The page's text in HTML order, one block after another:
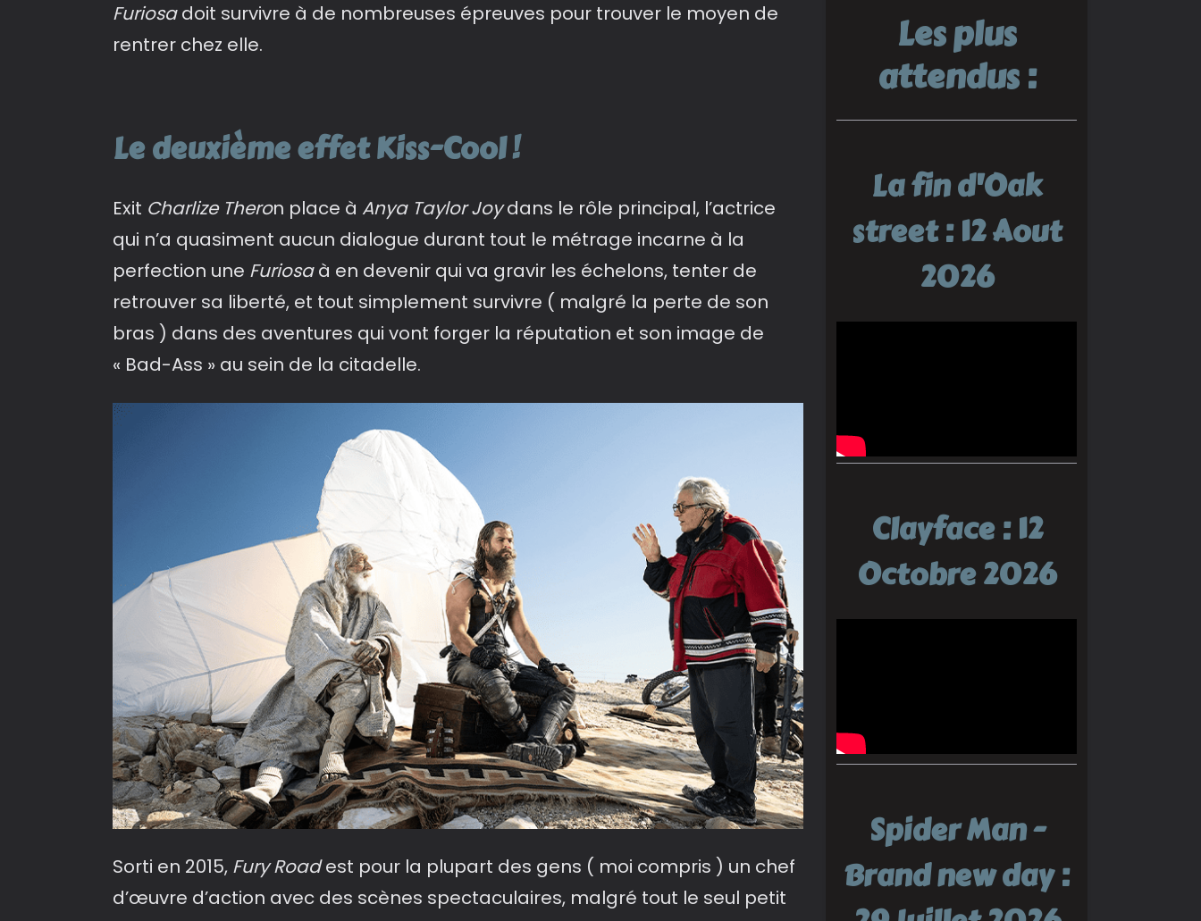
Furiosadoit survivre à de nombreuses épreuves pour trouver le moyen de
rentrer chez elle.
Le deuxième effet Kiss-Cool !
Exit Charlize Theron place à Anya Taylor Joydans le rôle principal, l’actrice
qui n’a quasiment aucun dialogue durant tout le métrage incarne à la
perfection une Furiosaà en devenir qui va gravir les échelons, tenter de
retrouver sa liberté, et tout simplement survivre ( malgré la perte de son
bras ) dans des aventures qui vont forger la réputation et son image de
« Bad-Ass » au sein de la citadelle.
Sorti en 2015, Fury Roadest pour la plupart des gens ( moi compris ) un chef
d’œuvre d’action avec des scènes spectaculaires, malgré tout le seul petit
Les plus
attendus :
La fin d'Oak
street : 12 Aout
2026
Clayface : 12
Octobre 2026
Spider Man -
Brand new day :